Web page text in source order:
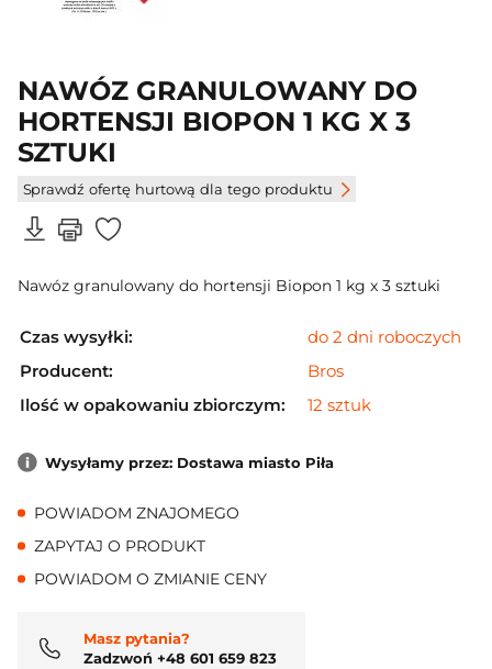
NAWÓZ GRANULOWANY DO
HORTENSJI BIOPON 1 KG X 3
SZTUKI
Sprawdź ofertę hurtową dla tego produktu
Nawóz granulowany do hortensji Biopon 1 kg x 3 sztuki
Czas wysyłki:
do 2 dni roboczych
Producent:
Bros
Ilość w opakowaniu zbiorczym:
12 sztuk
Wysyłamy przez: Dostawa miasto Piła
POWIADOM ZNAJOMEGO
ZAPYTAJ O PRODUKT
POWIADOM O ZMIANIE CENY
Masz pytania?
Zadzwoń +48 601 659 823